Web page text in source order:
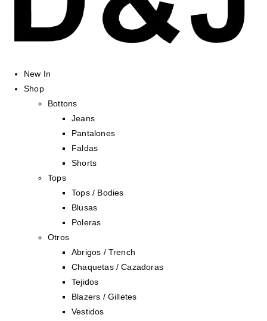
New In
Shop
Bottons
Jeans
Pantalones
Faldas
Shorts
Tops
Tops / Bodies
Blusas
Poleras
Otros
Abrigos / Trench
Chaquetas / Cazadoras
Tejidos
Blazers / Gilletes
Vestidos